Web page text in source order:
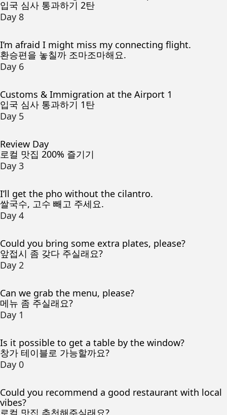
입국 심사 통과하기 2탄
Day 8
I’m afraid I might miss my connecting flight.
환승편을 놓칠까 조마조마해요.
Day 6
Customs & Immigration at the Airport 1
입국 심사 통과하기 1탄
Day 5
Review Day
로컬 맛집 200% 즐기기
Day 3
I’ll get the pho without the cilantro.
쌀국수, 고수 빼고 주세요.
Day 4
Could you bring some extra plates, please?
앞접시 좀 갖다 주실래요?
Day 2
Can we grab the menu, please?
메뉴 좀 주실래요?
Day 1
Is it possible to get a table by the window?
창가 테이블로 가능할까요?
Day 0
Could you recommend a good restaurant with local
vibes?
로컬 맛집 추천해주실래요?